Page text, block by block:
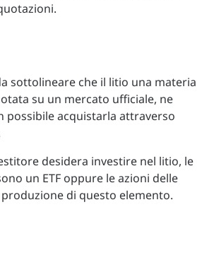
sottolineare che il litio una materia
su un mercato ufficiale, ne
possibile acquistarla attraverso
desidera investire nel litio, le
un ETF oppure le azioni delle
di questo elemento.